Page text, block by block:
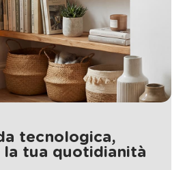
tecnologica,
la tua quotidianità